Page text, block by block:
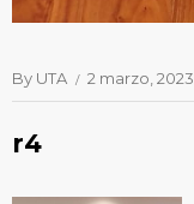
By UTA 2 marzo, 2023
r4